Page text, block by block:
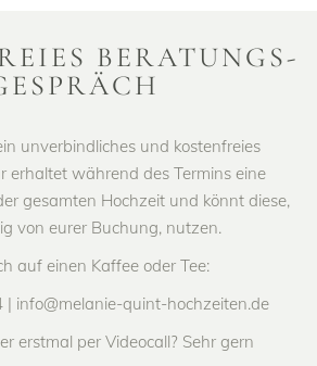
BERATUNGS­
unverbindliches und kostenfreies
erhaltet während des Termins eine
gesamten Hochzeit und könnt diese,
von eurer Buchung, nutzen.
auf einen Kaffee oder Tee:
info@melanie-quint-hochzeiten.de
erstmal per Videocall? Sehr gern